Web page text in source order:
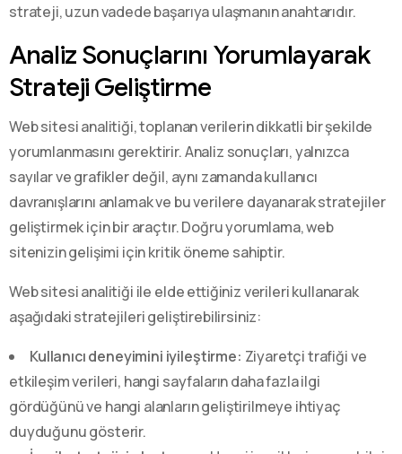
strateji, uzun vadede başarıya ulaşmanın anahtarıdır.
Analiz Sonuçlarını Yorumlayarak
Strateji Geliştirme
Web sitesi analitiği, toplanan verilerin dikkatli bir şekilde
yorumlanmasını gerektirir. Analiz sonuçları, yalnızca
sayılar ve grafikler değil, aynı zamanda kullanıcı
davranışlarını anlamak ve bu verilere dayanarak stratejiler
geliştirmek için bir araçtır. Doğru yorumlama, web
sitenizin gelişimi için kritik öneme sahiptir.
Web sitesi analitiği ile elde ettiğiniz verileri kullanarak
aşağıdaki stratejileri geliştirebilirsiniz:
Kullanıcı deneyimini iyileştirme: Ziyaretçi trafiği ve
etkileşim verileri, hangi sayfaların daha fazla ilgi
gördüğünü ve hangi alanların geliştirilmeye ihtiyaç
duyduğunu gösterir.